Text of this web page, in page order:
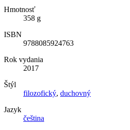
Hmotnosť
358 g
ISBN
9788085924763
Rok vydania
2017
Štýl
filozofický, duchovný
Jazyk
čeština